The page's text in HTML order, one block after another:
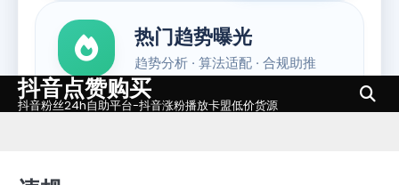
Skip抖音点赞购买
抖音粉丝24h自助平台-抖音涨粉播放卡盟低价货源